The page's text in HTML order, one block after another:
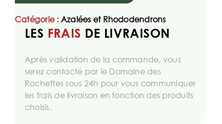
Catégorie : Azalées et Rhododendrons
LES FRAIS DE LIVRAISON
Après validation de la commande, vous
serez contacté par le Domaine des
Rochettes sous 24h pour vous communiquer
les frais de livraison en fonction des produits
choisis.